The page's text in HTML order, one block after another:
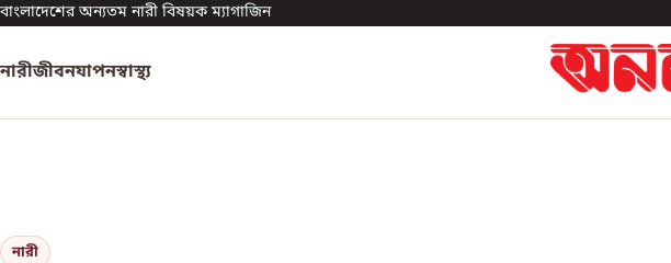
বাংলাদেশের অন্যতম নারী বিষয়ক ম্যাগাজিন
নারীজীবনযাপনস্বাস্থ্য
নারী